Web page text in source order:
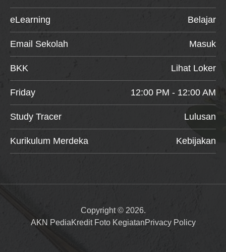
eLearning Belajar
Email Sekolah Masuk
BKK Lihat Loker
Friday 12:00 PM - 12:00 AM
Study Tracer Lulusan
Kurikulum Merdeka Kebijakan
Copyright © 2026.
AKN PediaKredit Foto KegiatanPrivacy Policy